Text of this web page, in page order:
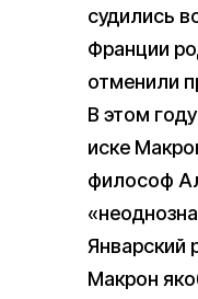
судились
Франции
отменили
В этом
иске
философ
Январский
Макрон